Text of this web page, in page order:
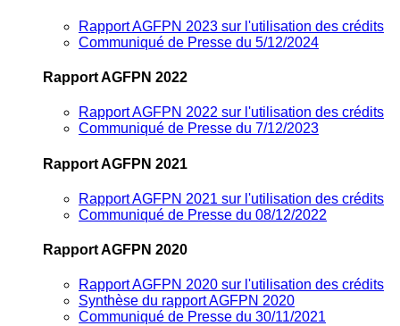
Rapport AGFPN 2023 sur l'utilisation des crédits
Communiqué de Presse du 5/12/2024
Rapport AGFPN 2022
Rapport AGFPN 2022 sur l'utilisation des crédits
Communiqué de Presse du 7/12/2023
Rapport AGFPN 2021
Rapport AGFPN 2021 sur l'utilisation des crédits
Communiqué de Presse du 08/12/2022
Rapport AGFPN 2020
Rapport AGFPN 2020 sur l'utilisation des crédits
Synthèse du rapport AGFPN 2020
Communiqué de Presse du 30/11/2021